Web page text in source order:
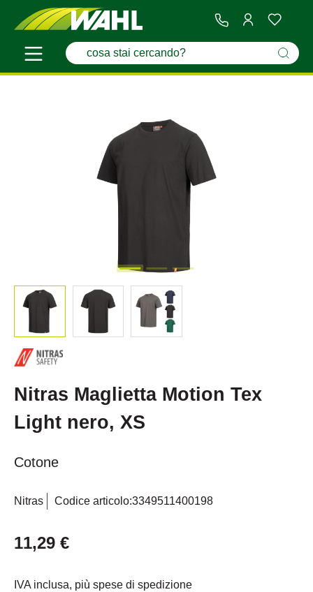
Nitras Maglietta Motion Tex
Light nero, XS
Cotone
Nitras Codice articolo:3349511400198
11,29 €
IVA inclusa, più spese di spedizione